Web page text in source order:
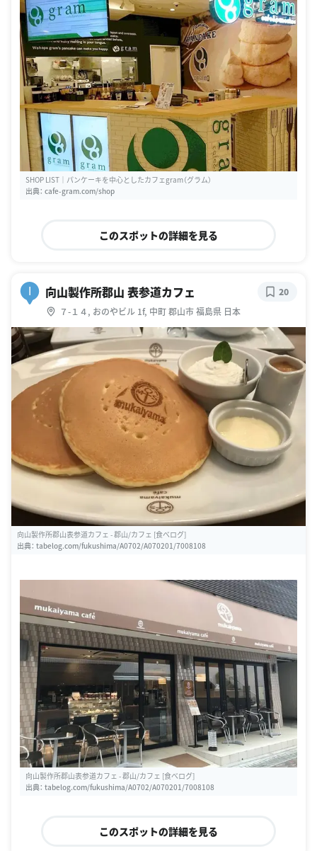
SHOP LIST｜パンケーキを中心としたカフェgram（グラム）
出典： cafe-gram.com/shop
このスポットの詳細を見る
向山製作所郡山 表参道カフェ
７-１４, おのやビル 1f, 中町 郡山市 福島県 日本
20
向山製作所郡山表参道カフェ - 郡山/カフェ [食べログ]
出典： tabelog.com/fukushima/A0702/A070201/7008108
向山製作所郡山表参道カフェ - 郡山/カフェ [食べログ]
出典： tabelog.com/fukushima/A0702/A070201/7008108
このスポットの詳細を見る